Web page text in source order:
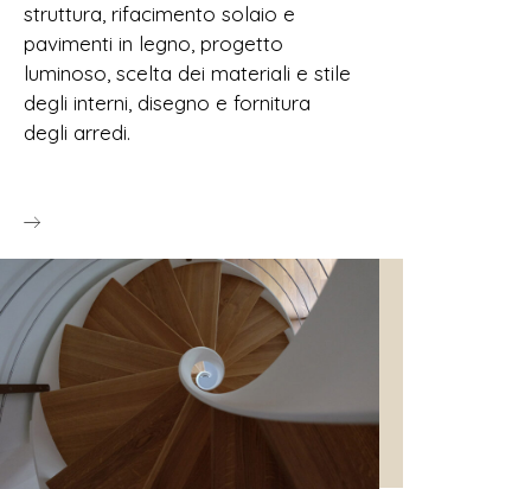
struttura, rifacimento solaio e
pavimenti in legno, progetto
luminoso, scelta dei materiali e stile
degli interni, disegno e fornitura
degli arredi.